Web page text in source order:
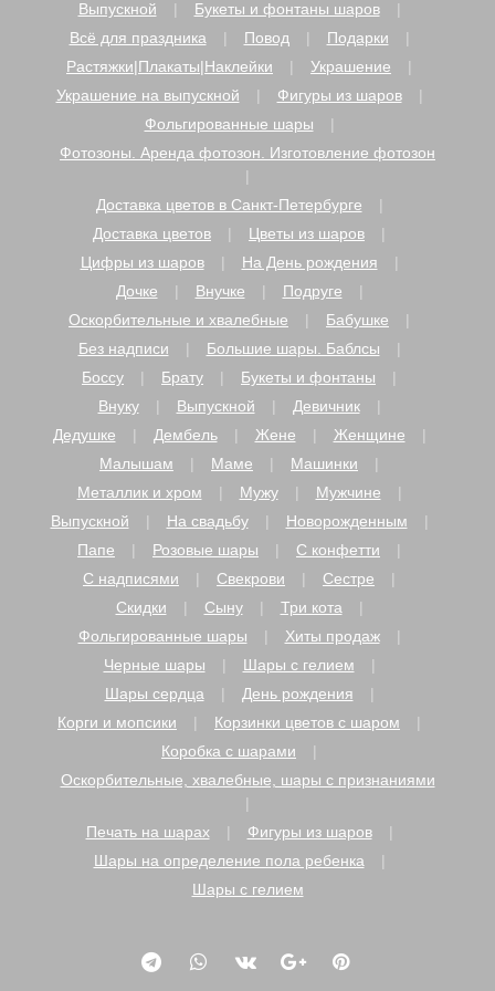
Выпускной
Букеты и фонтаны шаров
Всё для праздника
Повод
Подарки
Растяжки|Плакаты|Наклейки
Украшение
Украшение на выпускной
Фигуры из шаров
Фольгированные шары
Фотозоны. Аренда фотозон. Изготовление фотозон
Доставка цветов в Санкт-Петербурге
Доставка цветов
Цветы из шаров
Цифры из шаров
На День рождения
Дочке
Внучке
Подруге
Оскорбительные и хвалебные
Бабушке
Без надписи
Большие шары. Баблсы
Боссу
Брату
Букеты и фонтаны
Внуку
Выпускной
Девичник
Дедушке
Дембель Жене
Женщине
Малышам
Маме
Машинки
Металлик и хром
Мужу
Мужчине
Выпускной
На свадьбу
Новорожденным
Папе
Розовые шары
С конфетти
С надписями
Свекрови
Сестре
Скидки
Сыну
Три кота
Фольгированные шары
Хиты продаж
Черные шары
Шары с гелием
Шары сердца
День рождения
Корги и мопсики
Корзинки цветов с шаром
Коробка с шарами
Оскорбительные, хвалебные, шары с признаниями
Печать на шарах
Фигуры из шаров
Шары на определение пола ребенка
Шары с гелием